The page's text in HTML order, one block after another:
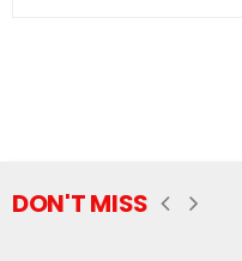
DON'T MISS